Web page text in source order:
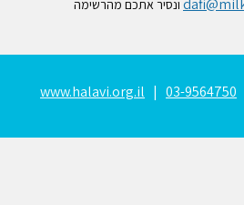
ונסיר אתכם מהרשימה
www.halavi.org.il | 03-9564750